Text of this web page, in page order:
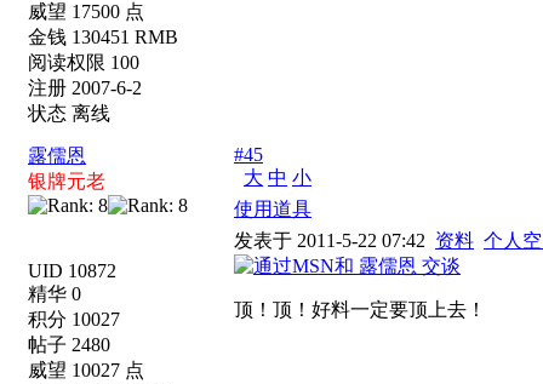
威望 17500 点
金钱 130451 RMB
阅读权限 100
注册 2007-6-2
状态 离线
露儒恩
银牌元老
UID 10872
精华 0
积分 10027
帖子 2480
威望 10027 点
#45
大 中 小
使用道具
发表于 2011-5-22 07:42 资料 个人
顶！顶！好料一定要顶上去！